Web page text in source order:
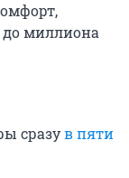
до миллиона
сразув пяти